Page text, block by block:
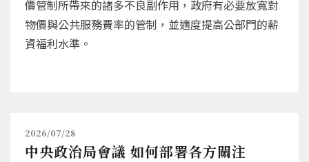
價管制所帶來的諸多不良副作用，政府有必要放寬對
物價與公共服務費率的管制，並適度提高公部門的薪
資福利水準。
2026/07/28
中央政治局會議 如何部署各方關注